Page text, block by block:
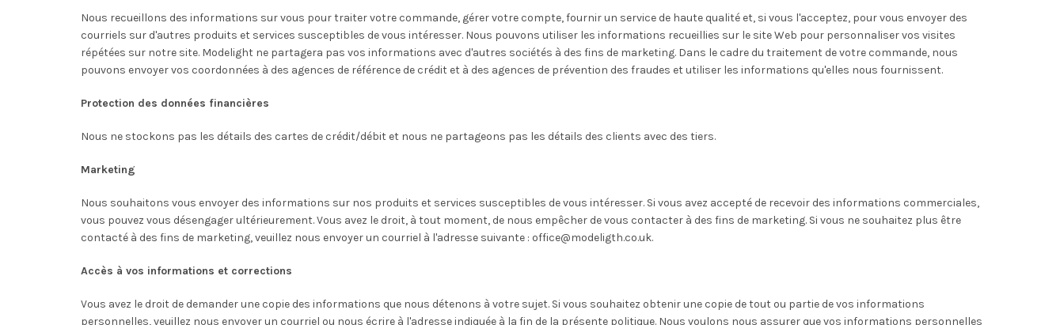
Nous recueillons des informations sur vous pour traiter votre commande, gérer votre compte, fournir un service de haute qualité et, si vous l'acceptez, pour vous envoyer des
courriels sur d'autres produits et services susceptibles de vous intéresser. Nous pouvons utiliser les informations recueillies sur le site Web pour personnaliser vos visites
répétées sur notre site. Modelight ne partagera pas vos informations avec d'autres sociétés à des fins de marketing. Dans le cadre du traitement de votre commande, nous
pouvons envoyer vos coordonnées à des agences de référence de crédit et à des agences de prévention des fraudes et utiliser les informations qu'elles nous fournissent.
Protection des données financières
Nous ne stockons pas les détails des cartes de crédit/débit et nous ne partageons pas les détails des clients avec des tiers.
Marketing
Nous souhaitons vous envoyer des informations sur nos produits et services susceptibles de vous intéresser. Si vous avez accepté de recevoir des informations commerciales,
vous pouvez vous désengager ultérieurement. Vous avez le droit, à tout moment, de nous empêcher de vous contacter à des fins de marketing. Si vous ne souhaitez plus être
contacté à des fins de marketing, veuillez nous envoyer un courriel à l'adresse suivante : office@modeligth.co.uk.
Accès à vos informations et corrections
Vous avez le droit de demander une copie des informations que nous détenons à votre sujet. Si vous souhaitez obtenir une copie de tout ou partie de vos informations
personnelles, veuillez nous envoyer un courriel ou nous écrire à l'adresse indiquée à la fin de la présente politique. Nous voulons nous assurer que vos informations personnelles